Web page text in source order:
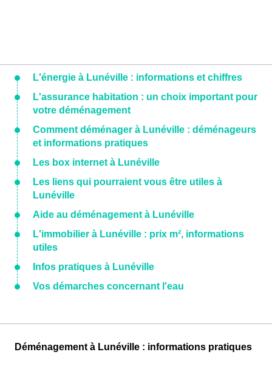
L'énergie à Lunéville : informations et chiffres
L'assurance habitation : un choix important pour
votre déménagement
Comment déménager à Lunéville : déménageurs
et informations pratiques
Les box internet à Lunéville
Les liens qui pourraient vous être utiles à
Lunéville
Aide au déménagement à Lunéville
L'immobilier à Lunéville : prix m², informations
utiles
Infos pratiques à Lunéville
Vos démarches concernant l'eau
Déménagement à Lunéville : informations pratiques